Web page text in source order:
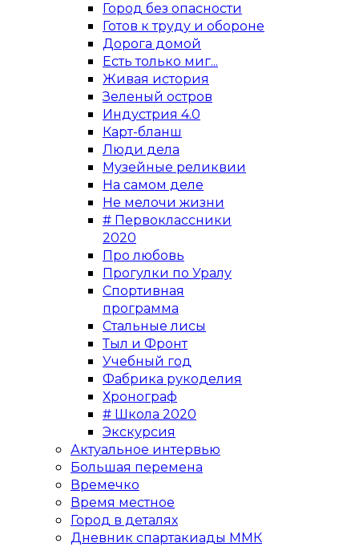
Город без опасности
Готов к труду и обороне
Дорога домой
Есть только миг...
Живая история
Зеленый остров
Индустрия 4.0
Карт-бланш
Люди дела
Музейные реликвии
На самом деле
Не мелочи жизни
# Первоклассники
2020
Про любовь
Прогулки по Уралу
Спортивная
программа
Стальные лисы
Тыл и Фронт
Учебный год
Фабрика рукоделия
Хронограф
# Школа 2020
Экскурсия
Актуальное интервью
Большая перемена
Времечко
Время местное
Город в деталях
Дневник спартакиады ММК